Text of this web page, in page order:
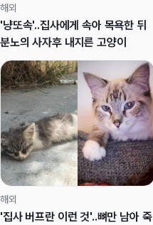
해외
'냥또속'..집사에게 속아 목욕한 뒤
분노의 사자후 내지른 고양이
해외
'집사 버프란 이런 것'..뼈만 남아 죽